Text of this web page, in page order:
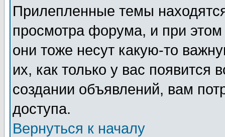
Прилепленные темы
просмотра форума, и при
они тоже несут какую-то
их, как только у вас появится
создании объявлений, вам
доступа.
Вернуться к началу